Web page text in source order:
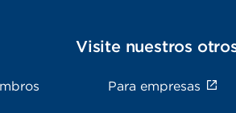
Visite nuestros
Para empresas